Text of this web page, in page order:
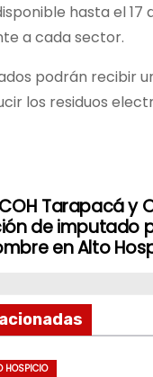
hasta el 17
a cada sector.
podrán recibir
los residuos
Tarapacá y
de imputado
en Alto
HOSPICIO